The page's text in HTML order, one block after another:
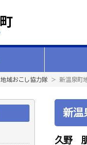
地域おこし協力隊 ＞ 新温泉町
新
久野